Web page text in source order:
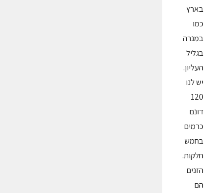
בארץ
כמו
במנרה
בגליל
העליון.
יש לנו
120
דונם
כרמים
בחמש
חלקות.
הזנים
הם